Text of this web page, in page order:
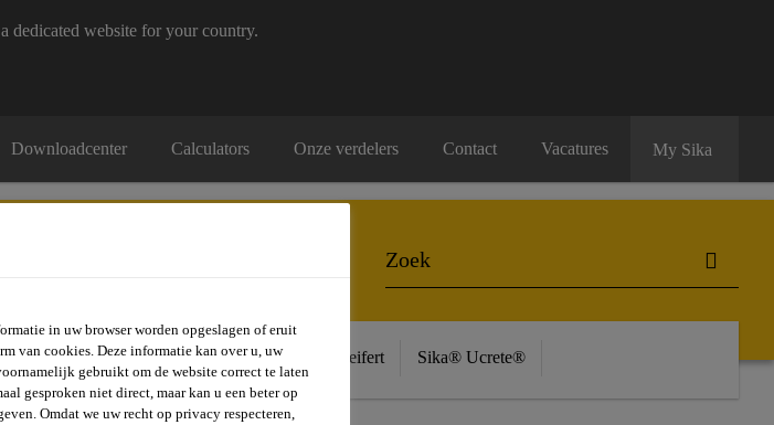
dedicated website for your country.
Downloadcenter Calculators Onze verdelers Contact Vacatures My Sika
Work Knowledge Center Carrière Seifert Sika® Ucrete®
in uw browser worden opgeslagen of eruit
van cookies. Deze informatie kan over u, uw
gebruikt om de website correct te laten
gesproken niet direct, maar kan u een beter op
Omdat we uw recht op privacy respecteren,